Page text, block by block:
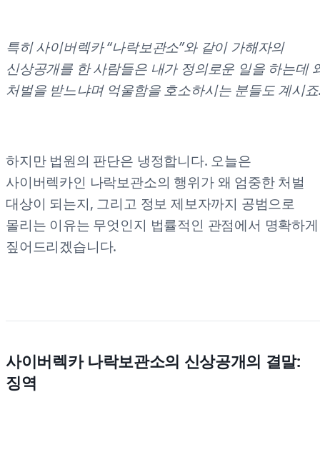
특히 사이버렉카 “나락보관소”와 같이 가해자의
신상공개를 한 사람들은 내가 정의로운 일을 하는데
처벌을 받느냐며 억울함을 호소하시는 분들도 계시
하지만 법원의 판단은 냉정합니다. 오늘은
사이버렉카인 나락보관소의 행위가 왜 엄중한 처벌
대상이 되는지, 그리고 정보 제보자까지 공범으로
몰리는 이유는 무엇인지 법률적인 관점에서 명확하게
짚어드리겠습니다.
사이버렉카 나락보관소의 신상공개의 결말:
징역